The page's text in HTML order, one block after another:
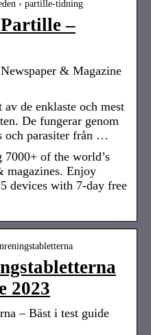
› partille-tidning
–
& Magazine
de enklaste och mest
De fungerar genom
och parasiter från …
of the world’s
magazines. Enjoy
devices with 7-day free
2023
– Bäst i test guide